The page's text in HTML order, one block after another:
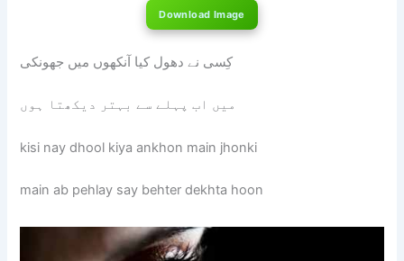
Download Image
کِسی نے دھول کیا آنکھوں میں جھونکی
میں اب پہلے سے بہتر دیکھتا ہوں
kisi nay dhool kiya ankhon main jhonki
main ab pehlay say behter dekhta hoon